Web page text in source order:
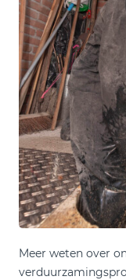
Meer weten over